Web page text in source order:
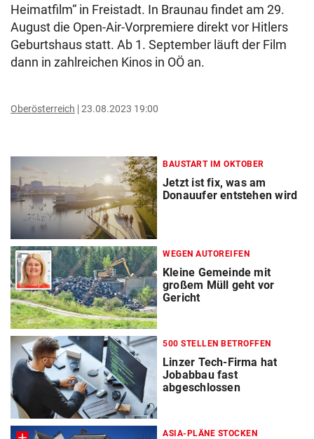
Heimatfilm“ in Freistadt. In Braunau findet am 29.
August die Open-Air-Vorpremiere direkt vor Hitlers
Geburtshaus statt. Ab 1. September läuft der Film
dann in zahlreichen Kinos in OÖ an.
Oberösterreich 23.08.2023 19:00
BAUSTART IM OKTOBER
Jetzt ist fix, was am
Donauufer entstehen wird
WEGEN AUTOREIFEN
Kleine Gemeinde mit
großem Müll geht vor
Gericht
500 STELLEN BETROFFEN
Linzer Tech-Firma hat
Jobabbau fast
abgeschlossen
ASIA-PLÄNE STOCKEN